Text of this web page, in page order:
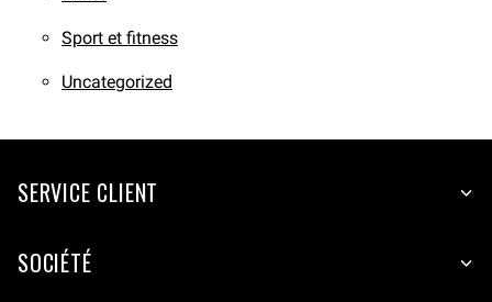
Sport et fitness
Uncategorized
SERVICE CLIENT
SOCIÉTÉ